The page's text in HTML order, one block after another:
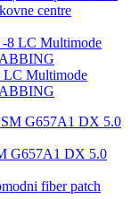
centre
LC Multimode
G657A1 DX 5.0